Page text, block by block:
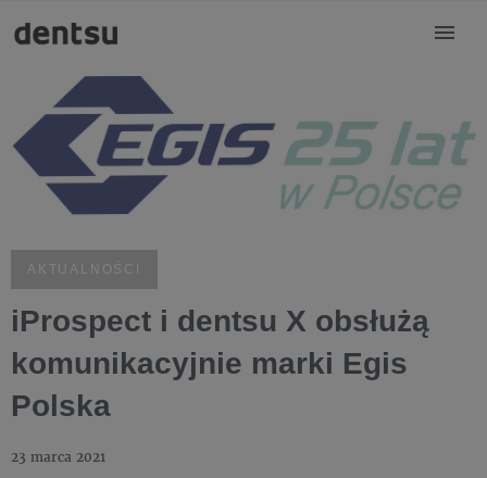
AKTUALNOŚCI
iProspect i dentsu X obsłużą
komunikacyjnie marki Egis
Polska
23 marca 2021